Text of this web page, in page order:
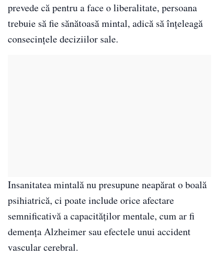
prevede că pentru a face o liberalitate, persoana
trebuie să fie sănătoasă mintal, adică să înțeleagă
consecințele deciziilor sale.
Insanitatea mintală nu presupune neapărat o boală
psihiatrică, ci poate include orice afectare
semnificativă a capacităților mentale, cum ar fi
demența Alzheimer sau efectele unui accident
vascular cerebral.